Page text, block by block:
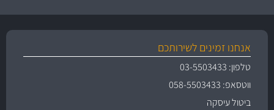
אנחנו זמינים לשירותכם
טלפון: 03-5503433
ווטסאפ: 058-5503433
ביטול עיסקה